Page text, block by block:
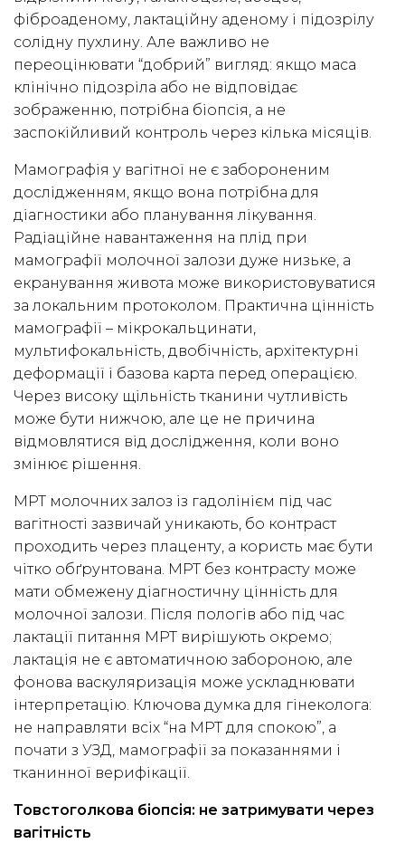
фіброаденому, лактаційну аденому і підозрілу
солідну пухлину. Але важливо не
переоцінювати “добрий” вигляд: якщо маса
клінічно підозріла або не відповідає
зображенню, потрібна біопсія, а не
заспокійливий контроль через кілька місяців.
Мамографія у вагітної не є забороненим
дослідженням, якщо вона потрібна для
діагностики або планування лікування.
Радіаційне навантаження на плід при
мамографії молочної залози дуже низьке, а
екранування живота може використовуватися
за локальним протоколом. Практична цінність
мамографії – мікрокальцинати,
мультифокальність, двобічність, архітектурні
деформації і базова карта перед операцією.
Через високу щільність тканини чутливість
може бути нижчою, але це не причина
відмовлятися від дослідження, коли воно
змінює рішення.
МРТ молочних залоз із гадолінієм під час
вагітності зазвичай уникають, бо контраст
проходить через плаценту, а користь має бути
чітко обґрунтована. МРТ без контрасту може
мати обмежену діагностичну цінність для
молочної залози. Після пологів або під час
лактації питання МРТ вирішують окремо;
лактація не є автоматичною забороною, але
фонова васкуляризація може ускладнювати
інтерпретацію. Ключова думка для гінеколога:
не направляти всіх “на МРТ для спокою”, а
почати з УЗД, мамографії за показаннями і
тканинної верифікації.
Товстоголкова біопсія: не затримувати через
вагітність